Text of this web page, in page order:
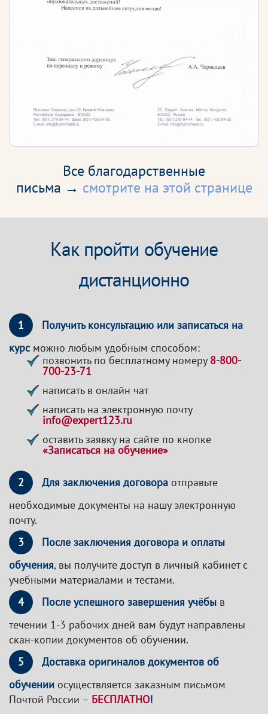
Все благодарственные
письма → смотрите на этой странице
Как пройти обучение
дистанционно
1
Получить консультацию или записаться на
курсможно любым удобным способом:
позвонить по бесплатному номеру 8-800-
700-23-71
написать в онлайн чат
написать на электронную почту
info@expert123.ru
оставить заявку на сайте по кнопке
«Записаться на обучение»
2 Для заключения договора отправьте
необходимые документы на нашу электронную
почту.
3
После заключения договора и оплаты
обучения, вы получите доступ в личный кабинет с
учебными материалами и тестами.
4
После успешного завершения учёбы в
течении 1-3 рабочих дней вам будут направлены
скан-копии документов об обучении.
5
Доставка оригиналов документов об
обучении осуществляется заказным письмом
Почтой России – БЕСПЛАТНО!